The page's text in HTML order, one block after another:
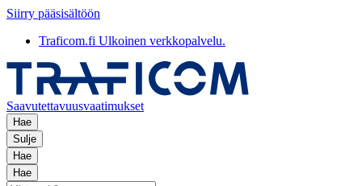
Siirry pääsisältöön
Traficom.fi Ulkoinen verkkopalvelu.
Saavutettavuusvaatimukset
Hae
Sulje
Hae
Hae